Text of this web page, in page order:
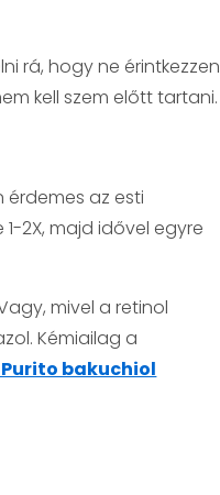
rá, hogy ne érintkezzen
kell szem előtt tartani.
az esti
2X, majd idővel egyre
mivel a retinol
Kémiailag a
Purito bakuchiol